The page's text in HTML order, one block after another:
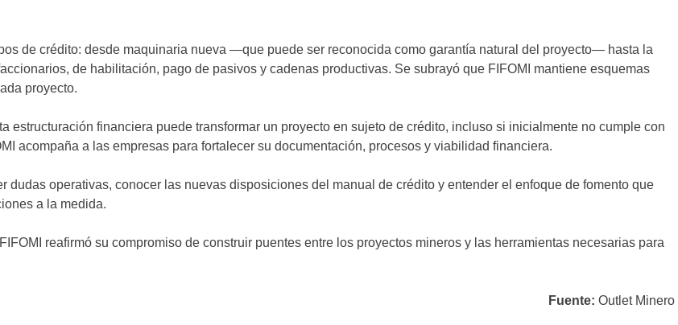
de crédito: desde maquinaria nueva —que puede ser reconocida como garantía natural del proyecto— hasta la
de habilitación, pago de pasivos y cadenas productivas. Se subrayó que FIFOMI mantiene esquemas
proyecto.
estructuración financiera puede transformar un proyecto en sujeto de crédito, incluso si inicialmente no cumple con
acompaña a las empresas para fortalecer su documentación, procesos y viabilidad financiera.
operativas, conocer las nuevas disposiciones del manual de crédito y entender el enfoque de fomento que
a la medida.
reafirmó su compromiso de construir puentes entre los proyectos mineros y las herramientas necesarias para
Fuente: Outlet Minero